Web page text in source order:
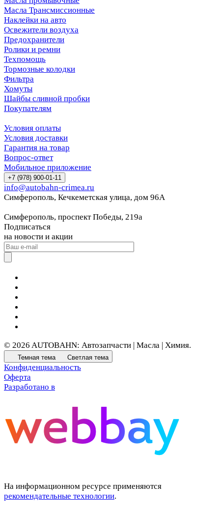
Масла Трансмиссионные
Наклейки на авто
Освежители воздуха
Предохранители
Ролики и ремни
Техпомощь
Тормозные колодки
Фильтра
Хомуты
Шайбы сливной пробки
Покупателям
Условия оплаты
Условия доставки
Гарантия на товар
Вопрос-ответ
Мобильное приложение
+7 (978) 900-01-11
info@autobahn-crimea.ru
Симферополь, Кечкеметская улица, дом 96А
Симферополь, проспект Победы, 219а
Подписаться
на новости и акции
© 2026 AUTOBAHN: Автозапчасти | Масла | Химия.
Темная тема Светлая тема
Конфиденциальность
Оферта
Разработано в
На информационном ресурсе применяются
рекомендательные технологии.